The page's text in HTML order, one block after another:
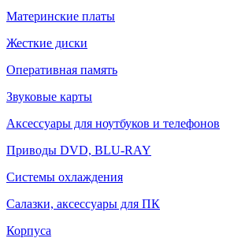
Материнские платы
Жесткие диски
Оперативная память
Звуковые карты
Аксессуары для ноутбуков и телефонов
Приводы DVD, BLU-RAY
Системы охлаждения
Салазки, аксессуары для ПК
Корпуса